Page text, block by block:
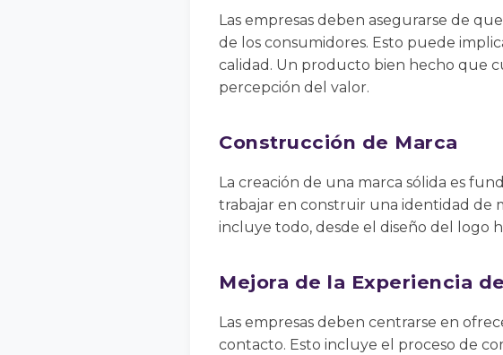
Las empresas deben asegurarse de
de los consumidores. Esto puede
calidad. Un producto bien hecho que
percepción del valor.
Construcción de Marca
La creación de una marca sólida es
trabajar en construir una identidad de
incluye todo, desde el diseño del logo
Mejora de la Experiencia
Las empresas deben centrarse en
contacto. Esto incluye el proceso de